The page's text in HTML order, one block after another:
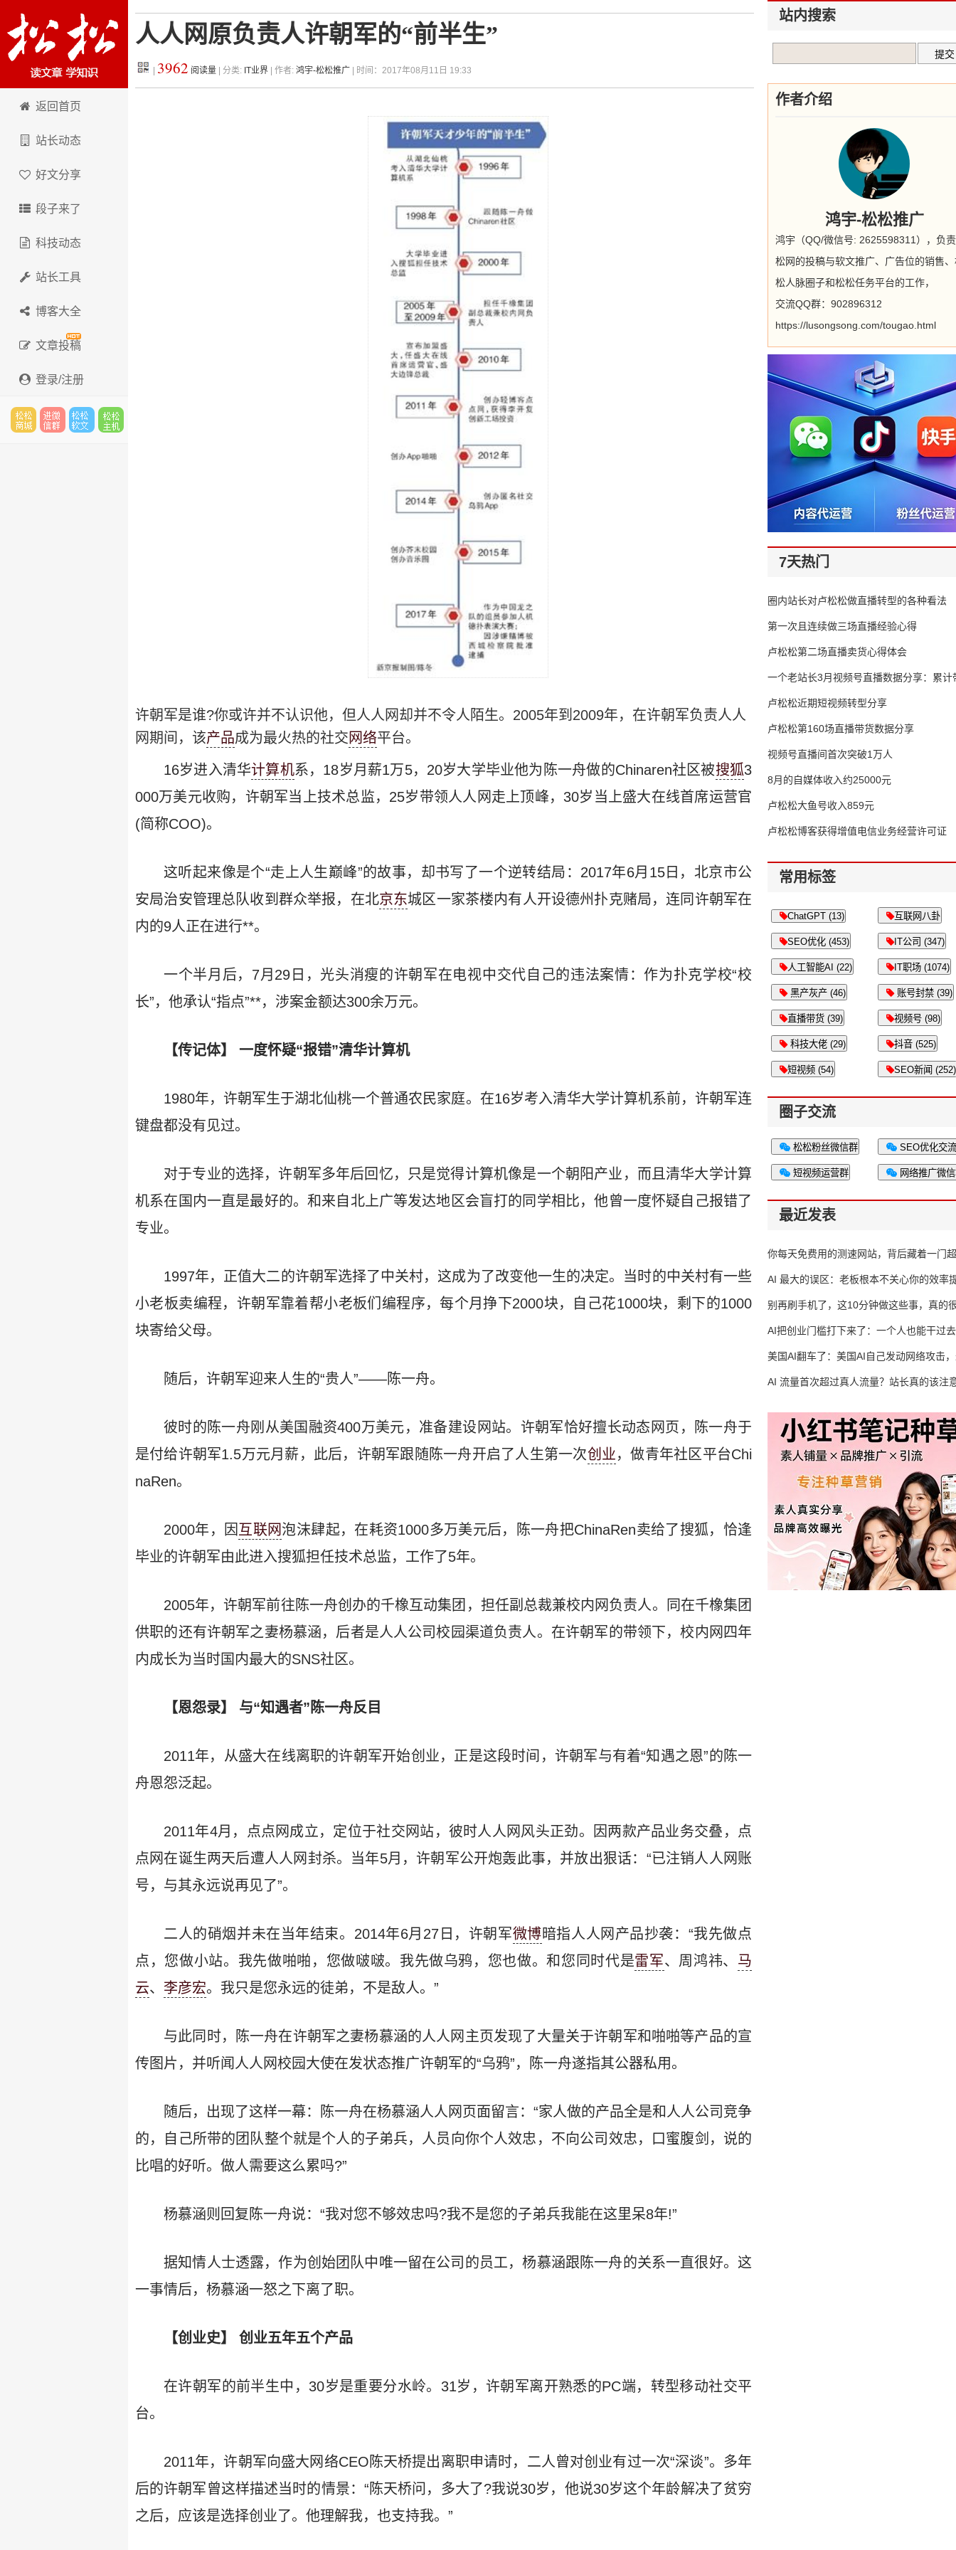
松松科技
返回首页
站长动态
好文分享
段子来了
科技动态
站长工具
博客大全
文章投稿
登录/注册
人人网原负责人许朝军的“前半生”
3962 阅读量 | 分类: IT业界 | 作者: 鸿宇-松松推广 | 时间：2017年08月11日 19:33
许朝军是谁?你或许并不认识他，但人人网却并不令人陌生。2005年到2009年，在许朝军负责人人
网期间，该产品成为最火热的社交网络平台。
16岁进入清华计算机系，18岁月薪1万5，20岁大学毕业他为陈一舟做的Chinaren社区被搜狐3
000万美元收购，许朝军当上技术总监，25岁带领人人网走上顶峰，30岁当上盛大在线首席运营官
(简称COO)。
这听起来像是个“走上人生巅峰”的故事，却书写了一个逆转结局：2017年6月15日，北京市公
安局治安管理总队收到群众举报，在北京东城区一家茶楼内有人开设德州扑克赌局，连同许朝军在
内的9人正在进行**。
一个半月后，7月29日，光头消瘦的许朝军在电视中交代自己的违法案情：作为扑克学校“校
长”，他承认“指点”**，涉案金额达300余万元。
【传记体】 一度怀疑“报错”清华计算机
1980年，许朝军生于湖北仙桃一个普通农民家庭。在16岁考入清华大学计算机系前，许朝军连
键盘都没有见过。
对于专业的选择，许朝军多年后回忆，只是觉得计算机像是一个朝阳产业，而且清华大学计算
机系在国内一直是最好的。和来自北上广等发达地区会盲打的同学相比，他曾一度怀疑自己报错了
专业。
1997年，正值大二的许朝军选择了中关村，这成为了改变他一生的决定。当时的中关村有一些
小老板卖编程，许朝军靠着帮小老板们编程序，每个月挣下2000块，自己花1000块，剩下的1000
块寄给父母。
随后，许朝军迎来人生的“贵人”——陈一舟。
彼时的陈一舟刚从美国融资400万美元，准备建设网站。许朝军恰好擅长动态网页，陈一舟于
是付给许朝军1.5万元月薪，此后，许朝军跟随陈一舟开启了人生第一次创业，做青年社区平台Chi
naRen。
2000年，因互联网泡沫肆起，在耗资1000多万美元后，陈一舟把ChinaRen卖给了搜狐，恰逢
毕业的许朝军由此进入搜狐担任技术总监，工作了5年。
2005年，许朝军前往陈一舟创办的千橡互动集团，担任副总裁兼校内网负责人。同在千橡集团
供职的还有许朝军之妻杨慕涵，后者是人人公司校园渠道负责人。在许朝军的带领下，校内网四年
内成长为当时国内最大的SNS社区。
【恩怨录】 与“知遇者”陈一舟反目
2011年，从盛大在线离职的许朝军开始创业，正是这段时间，许朝军与有着“知遇之恩”的陈一
舟恩怨泛起。
2011年4月，点点网成立，定位于社交网站，彼时人人网风头正劲。因两款产品业务交叠，点
点网在诞生两天后遭人人网封杀。当年5月，许朝军公开炮轰此事，并放出狠话：“已注销人人网账
号，与其永远说再见了”。
二人的硝烟并未在当年结束。2014年6月27日，许朝军微博暗指人人网产品抄袭：“我先做点
点，您做小站。我先做啪啪，您做啵啵。我先做乌鸦，您也做。和您同时代是雷军、周鸿祎、 马
云、 李彦宏。我只是您永远的徒弟，不是敌人。”
与此同时，陈一舟在许朝军之妻杨慕涵的人人网主页发现了大量关于许朝军和啪啪等产品的宣
传图片，并听闻人人网校园大使在发状态推广许朝军的“乌鸦”，陈一舟遂指其公器私用。
随后，出现了这样一幕：陈一舟在杨慕涵人人网页面留言：“家人做的产品全是和人人公司竞争
的，自己所带的团队整个就是个人的子弟兵，人员向你个人效忠，不向公司效忠，口蜜腹剑，说的
比唱的好听。做人需要这么累吗?”
杨慕涵则回复陈一舟说：“我对您不够效忠吗?我不是您的子弟兵我能在这里呆8年!”
据知情人士透露，作为创始团队中唯一留在公司的员工，杨慕涵跟陈一舟的关系一直很好。这
一事情后，杨慕涵一怒之下离了职。
【创业史】 创业五年五个产品
在许朝军的前半生中，30岁是重要分水岭。31岁，许朝军离开熟悉的PC端，转型移动社交平
台。
2011年，许朝军向盛大网络CEO陈天桥提出离职申请时，二人曾对创业有过一次“深谈”。多年
后的许朝军曾这样描述当时的情景：“陈天桥问，多大了?我说30岁，他说30岁这个年龄解决了贫穷
之后，应该是选择创业了。他理解我，也支持我。”
站内搜索
作者介绍
鸿宇-松松推广
鸿宇（QQ/微信号: 2625598311），负
松网的投稿与软文推广、广告位的销售
松人脉圈子和松松任务平台的工作，
交流QQ群：902896312
https://lusongsong.com/tougao.html
7天热门
圈内站长对卢松松做直播转型的各种看法
第一次且连续做三场直播经验心得
卢松松第二场直播卖货心得体会
一个老站长3月视频号直播数据分享：累计
65万
卢松松近期短视频转型分享
卢松松第160场直播带货数据分享
视频号直播间首次突破1万人
8月的自媒体收入约25000元
卢松松大鱼号收入859元
卢松松博客获得增值电信业务经营许可证
常用标签
ChatGPT (13) 互联网八卦
SEO优化 (453) IT公司 (347)
人工智能AI (22) IT职场 (1074)
黑产灰产 (46) 账号封禁 (39)
直播带货 (39) 视频号 (98)
科技大佬 (29) 抖音 (525)
短视频 (54) SEO新闻 (252)
圈子交流
松松粉丝微信群 SEO优化交
短视频运营群 网络推广微
最近发表
你每天免费用的测速网站，背后藏着一门
生意
AI 最大的误区：老板根本不关心你的效率
别再刷手机了，这10分钟做这些事，真的
AI把创业门槛打下来了：一个人也能干过
人的活
美国AI翻车了：美国AI自己发动网络攻击
竟然靠中国AI帮忙善后
AI 流量首次超过真人流量？站长真的该注